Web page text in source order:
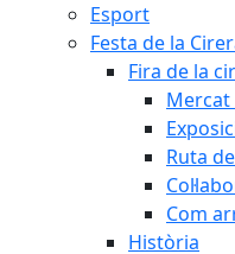
Esport
Festa de la
Fira de la
Mercat
Ruta
Com
Història